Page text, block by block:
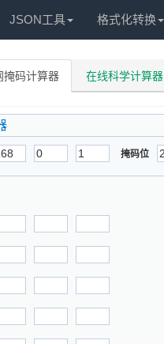
JSON工具 格式化转换
掩码计算器 在线科学计算器
掩码位